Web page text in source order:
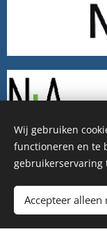
Wij gebruiken
functioneren en te
gebruikerservaring
Accepteer